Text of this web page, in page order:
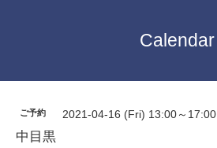
Calendar
ご予約 2021-04-16 (Fri) 13:00～17:00
中目黒